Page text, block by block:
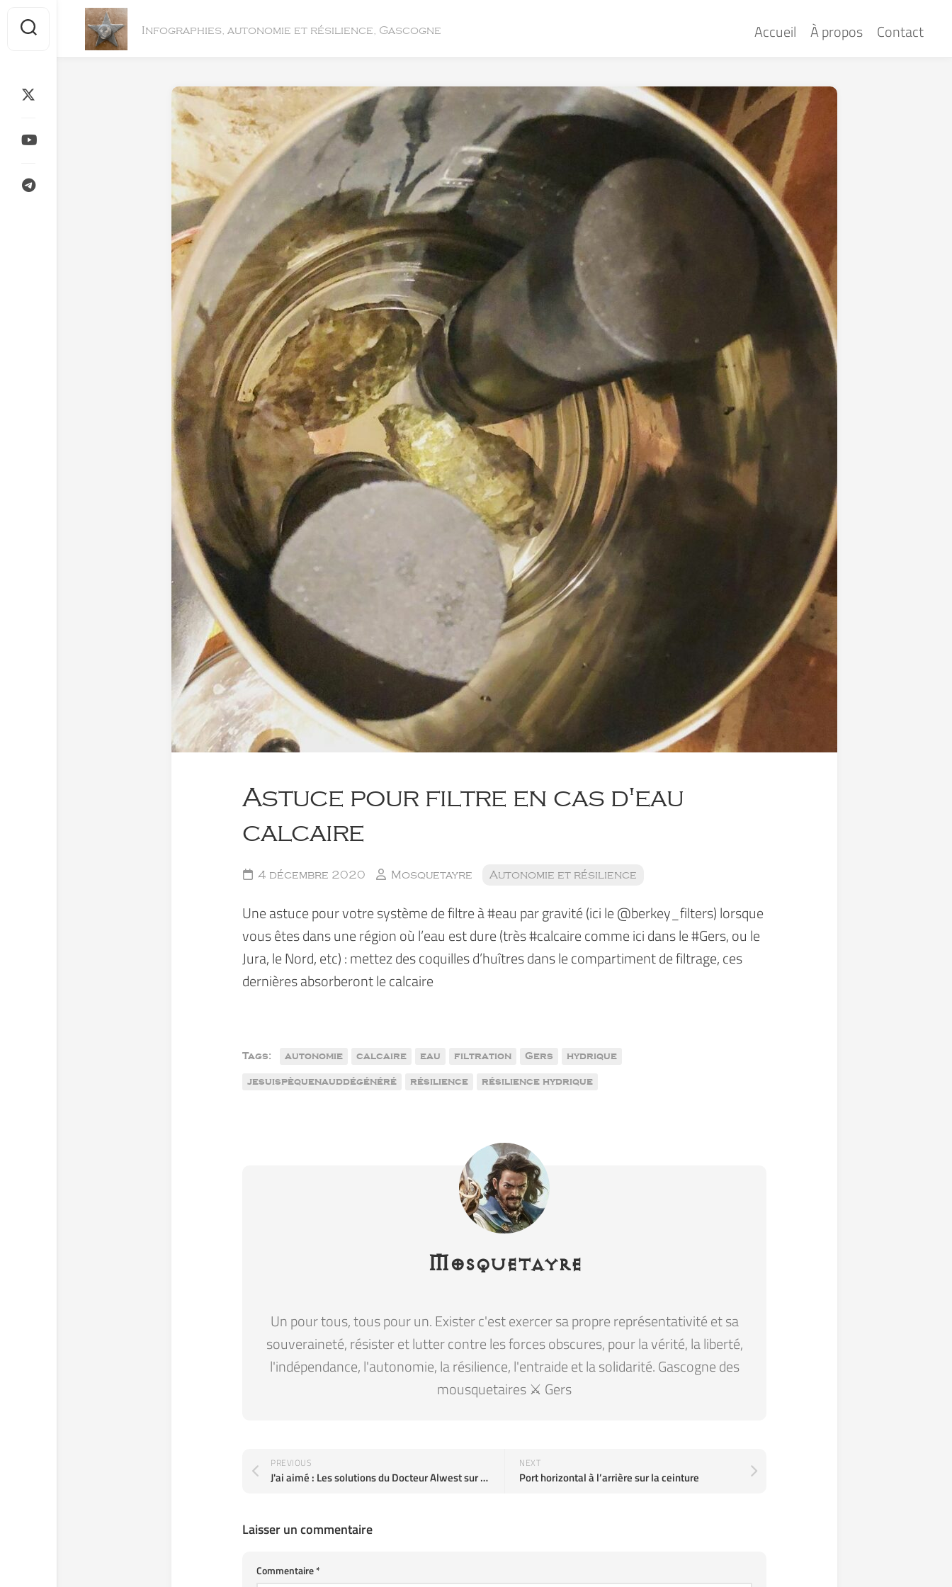
content
Infographies, autonomie et résilience, Gascogne Accueil À propos Contact
Astuce pour filtre en cas d'eau
calcaire
4 décembre 2020 Mosquetayre Autonomie et résilience
Une astuce pour votre système de filtre à #eau par gravité (ici le @berkey_filters) lorsque
vous êtes dans une région où l’eau est dure (très #calcaire comme ici dans le #Gers, ou le
Jura, le Nord, etc) : mettez des coquilles d’huîtres dans le compartiment de filtrage, ces
dernières absorberont le calcaire
Tags: autonomie calcaire eau filtration Gers hydrique
jesuispèquenauddégénéré résilience résilience hydrique
Mosquetayre
Un pour tous, tous pour un. Exister c'est exercer sa propre représentativité et sa
souveraineté, résister et lutter contre les forces obscures, pour la vérité, la liberté,
l'indépendance, l'autonomie, la résilience, l'entraide et la solidarité. Gascogne des
mousquetaires ⚔️ Gers
NEXT
Port horizontal à l’arrière sur la ceinture
PREVIOUS
J'ai aimé : Les solutions du Docteur Alwest sur YouTube
Laisser un commentaire
Commentaire*